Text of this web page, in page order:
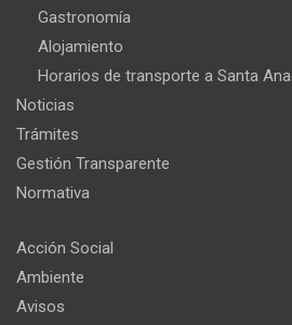
Gastronomía
Alojamiento
Horarios de transporte a Santa Ana
Noticias
Trámites
Gestión Transparente
Normativa
Acción Social
Ambiente
Avisos